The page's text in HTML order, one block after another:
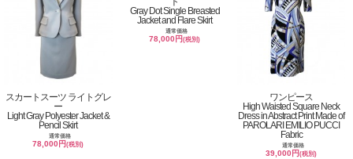
スカートスーツ ライトグレ
ー
Light Gray Polyester Jacket &
Pencil Skirt
通常価格
78,000円(税別)
Gray Dot Single Breasted
Jacket and Flare Skirt
通常価格
78,000円(税別)
ワンピース
High Waisted Square Neck
Dress in Abstract Print Made of
PAROLARI EMILIO PUCCI
Fabric
通常価格
39,000円(税別)